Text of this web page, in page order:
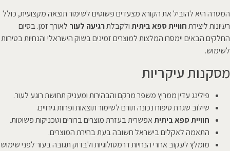
המטרה היא להוביל את הקורא מצעדים פשוטים לשימור תוצאה מקצועית, כולל
רעיונות ליצירתחוויית ספא ביתיתולקבלתרגיעה לעור לאורך זמן. בסיום
החלקים הבאים יימסרו המלצות למוצרים זמינים בשוק הישראלי והנחיות בטיחות
לשימוש.
מסקנות עיקריות
פילינג עדין ממריץ משפר מרקם והבהירות ומעניק תחושת רוגע לעור.
שילוב שגרת טיפוח נכונה תורם לשימור תוצאות ופחות גירויים.
חוויית ספא ביתיתאפשרית בעזרת מוצרים ברורים וטכניקות פשוטות.
התאמה לאקלים בישראל חשובה בעת בחירת המוצרים.
מומלץ לעקוב אחרי הנחיות דרמטולוגיות ולבדוק תגובה בעור לפני שימוש